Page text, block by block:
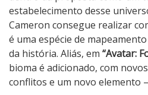
estabelecimento desse
Cameron consegue realizar
é uma espécie de
da história. Aliás, em “Avatar:
bioma é adicionado, com
conflitos e um novo elemento